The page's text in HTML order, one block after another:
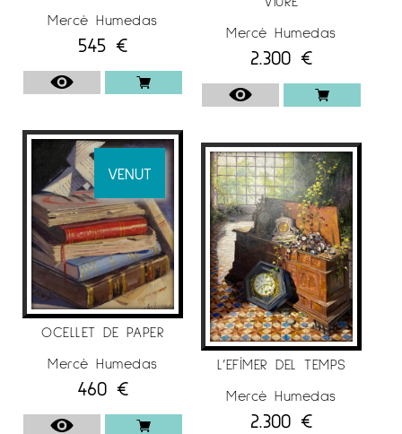
Sala Municipal d’Exposicions de Cambrils.
Tarragona.
1997 Acrílics. Sala Benseny. Lleida.
Lleida.
EXPOSICIONS COL.LECTIVES
L’artista Mercè Humedas ha participat en
diverses exposicions col·lectvies, com per
exemple:
2020 Feria “World Art Dubai”. Dubai, Emiratos
Árabes.
“EL PAISAJE”. Galería Benedito. Málaga.
“27ARTistes CONFINAT’s”. Galería Espai G d’art,
Terrassa. Barcelona.
Mercè Humedas
545 €
VENUT
OCELLET DE PAPER
Mercè Humedas
460 €
Mercè Humedas
2.300 €
L’EFÍMER DEL TEMPS
Mercè Humedas
2.300 €